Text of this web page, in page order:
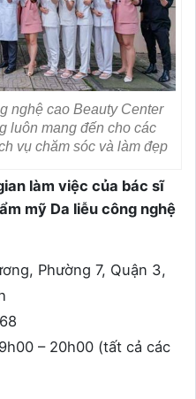
nghệ cao Beauty Center
luôn mang đến cho các
vụ chăm sóc và làm đẹp
làm việc của bác sĩ
mỹ Da liễu công nghệ
Phường 7, Quận 3,
– 20h00 (tất cả các